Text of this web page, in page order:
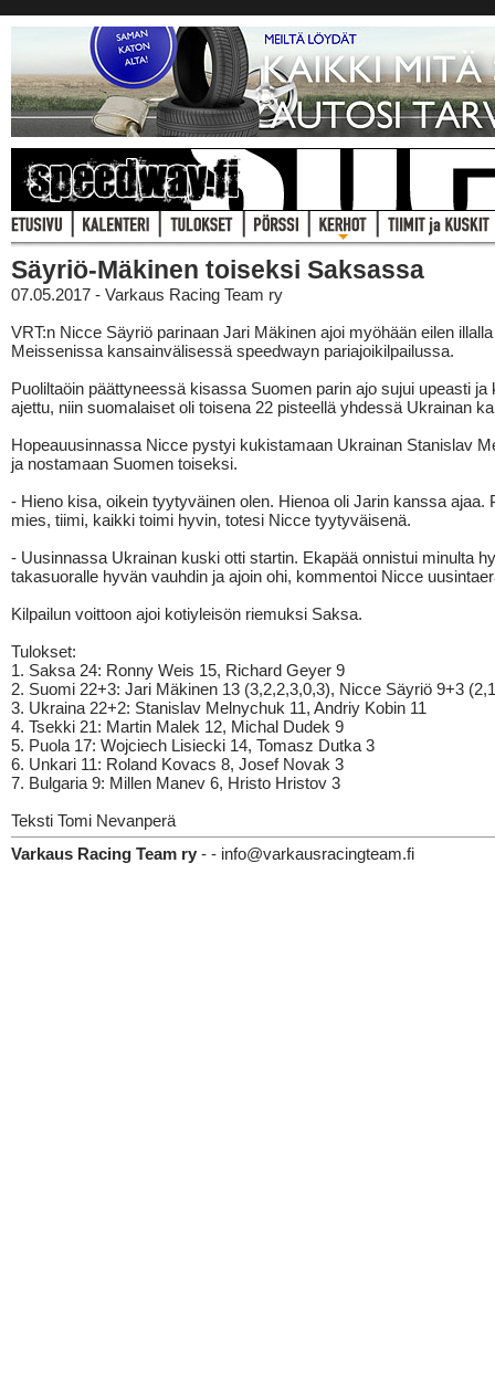
Säyriö-Mäkinen toiseksi Saksassa
07.05.2017 - Varkaus Racing Team ry
VRT:n Nicce Säyriö parinaan Jari Mäkinen ajoi myöhään eilen
Meissenissa kansainvälisessä speedwayn pariajoikilpailussa.
Puoliltaöin päättyneessä kisassa Suomen parin ajo sujui upeasti ja
ajettu, niin suomalaiset oli toisena 22 pisteellä yhdessä Ukrainan
Hopeauusinnassa Nicce pystyi kukistamaan Ukrainan Stanislav
ja nostamaan Suomen toiseksi.
- Hieno kisa, oikein tyytyväinen olen. Hienoa oli Jarin kanssa ajaa.
mies, tiimi, kaikki toimi hyvin, totesi Nicce tyytyväisenä.
- Uusinnassa Ukrainan kuski otti startin. Ekapää onnistui minulta
takasuoralle hyvän vauhdin ja ajoin ohi, kommentoi Nicce
Kilpailun voittoon ajoi kotiyleisön riemuksi Saksa.
Tulokset:
1. Saksa 24: Ronny Weis 15, Richard Geyer 9
2. Suomi 22+3: Jari Mäkinen 13 (3,2,2,3,0,3), Nicce Säyriö 9+3
3. Ukraina 22+2: Stanislav Melnychuk 11, Andriy Kobin 11
4. Tsekki 21: Martin Malek 12, Michal Dudek 9
5. Puola 17: Wojciech Lisiecki 14, Tomasz Dutka 3
6. Unkari 11: Roland Kovacs 8, Josef Novak 3
7. Bulgaria 9: Millen Manev 6, Hristo Hristov 3
Teksti Tomi Nevanperä
Varkaus Racing Team ry - - info@varkausracingteam.fi